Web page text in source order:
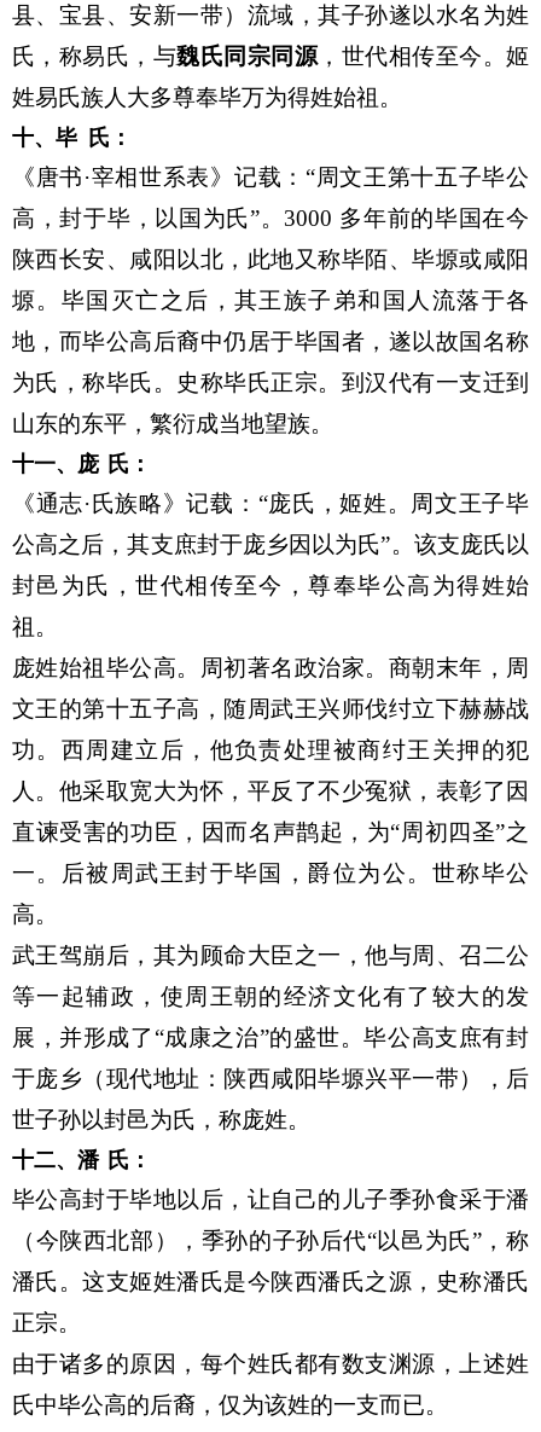
县、宝县、安新一带）流域，其子孙遂以水名为姓
氏，称易氏，与魏氏同宗同源 ，世代相传至今。姬
姓易氏族人大多尊奉毕万为得姓始祖。
十、毕 氏：
《唐书·宰相世系表》记载：“周文王第十五子毕公
高，封于毕，以国为氏”。3000 多年前的毕国在今
陕西长安、咸阳以北，此地又称毕陌、毕塬或咸阳
塬。毕国灭亡之后，其王族子弟和国人流落于各
地，而毕公高后裔中仍居于毕国者，遂以故国名称
为氏，称毕氏。史称毕氏正宗。到汉代有一支迁到
山东的东平，繁衍成当地望族。
十一、庞 氏：
《通志·氏族略》记载：“庞氏，姬姓。周文王子毕
公高之后，其支庶封于庞乡因以为氏”。该支庞氏以
封邑为氏，世代相传至今，尊奉毕公高为得姓始
祖。
庞姓始祖毕公高。周初著名政治家。商朝末年，周
文王的第十五子高，随周武王兴师伐纣立下赫赫战
功。西周建立后，他负责处理被商纣王关押的犯
人。他采取宽大为怀，平反了不少冤狱，表彰了因
直谏受害的功臣，因而名声鹊起，为“周初四圣”之
一。后被周武王封于毕国，爵位为公。世称毕公
高。
武王驾崩后，其为顾命大臣之一，他与周、召二公
等一起辅政，使周王朝的经济文化有了较大的发
展，并形成了“成康之治”的盛世。毕公高支庶有封
于庞乡（现代地址：陕西咸阳毕塬兴平一带），后
世子孙以封邑为氏，称庞姓。
十二、潘 氏：
毕公高封于毕地以后，让自己的儿子季孙食采于潘
（今陕西北部），季孙的子孙后代“以邑为氏”，称
潘氏。这支姬姓潘氏是今陕西潘氏之源，史称潘氏
正宗。
由于诸多的原因，每个姓氏都有数支渊源，上述姓
氏中毕公高的后裔，仅为该姓的一支而已。